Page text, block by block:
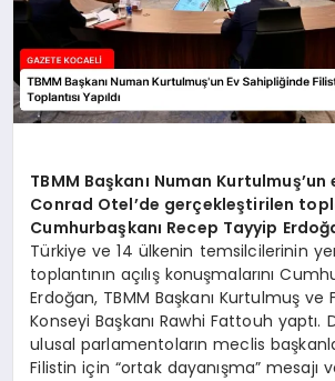
TBMM Başkanı Numan
Conrad Otel’de gerçekleştirilen
Cumhurbaşkanı Recep Tayyip
Türkiye ve 14 ülkenin temsilcilerinin yer
toplantının açılış konuşmalarını
Erdoğan, TBMM Başkanı Kurtulmuş ve
Konseyi Başkanı Rawhi Fattouh yaptı.
ulusal parlamentoların meclis
Filistin için “ortak dayanışma” mesajı